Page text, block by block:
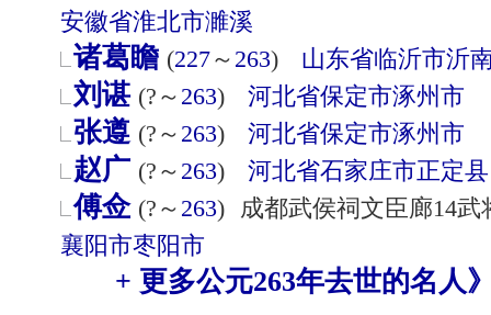
安徽省淮北市濉溪
诸葛瞻 (227～ 263) 山东省临沂市沂
刘谌 (?～ 263) 河北省保定市涿州市
张遵 (?～ 263) 河北省保定市涿州市
赵广 (?～ 263) 河北省石家庄市正定县
傅佥 (?～ 263) 成都武侯祠文臣廊14
襄阳市枣阳市
+ 更多公元263年去世的名人